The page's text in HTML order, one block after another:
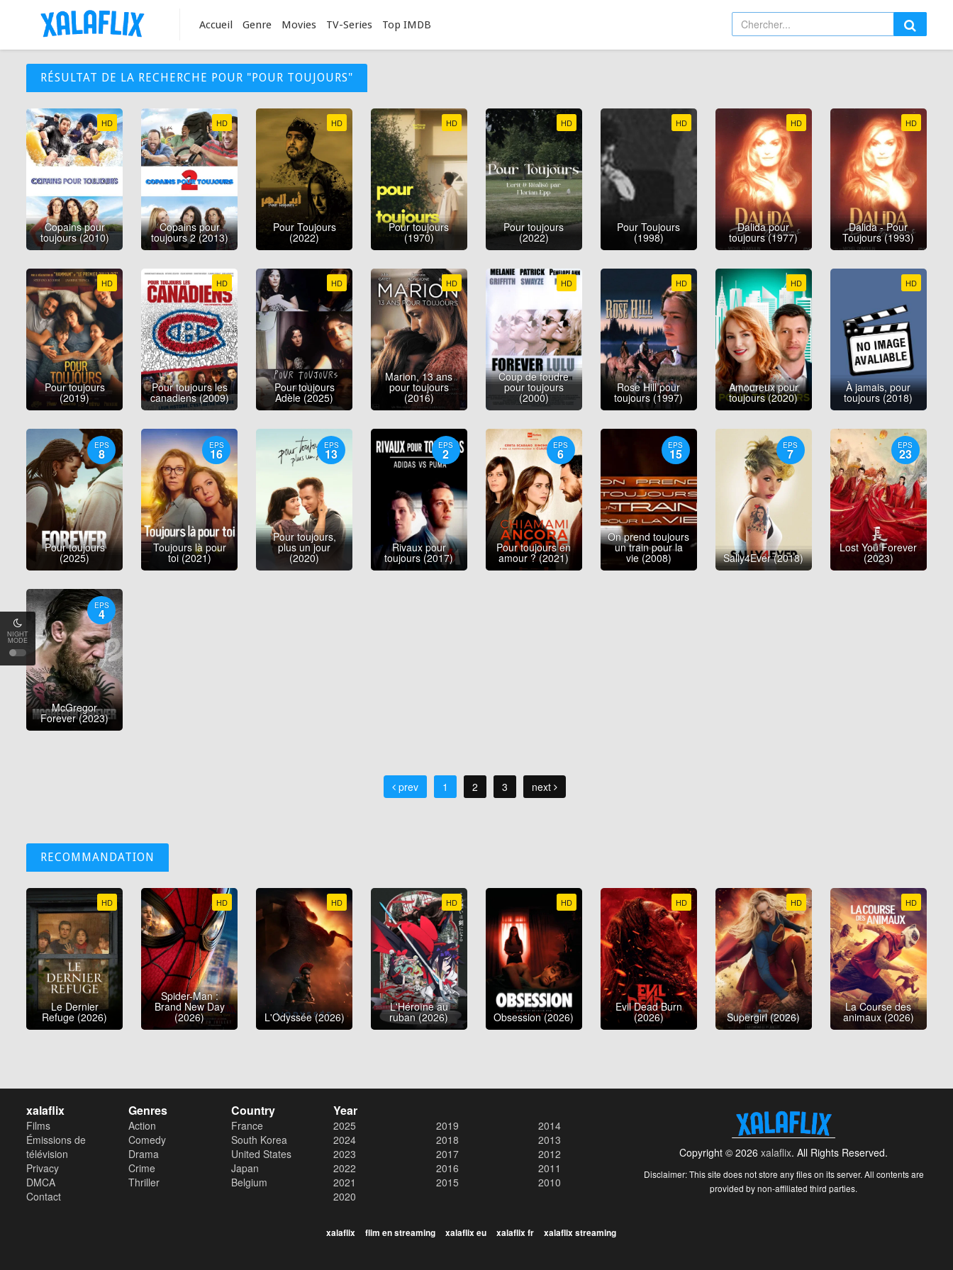
NIGHT
MODE
Accueil Genre Movies TV-Series Top IMDB
RÉSULTAT DE LA RECHERCHE POUR "POUR TOUJOURS"
HD
Copains pour
toujours (2010)
HD
Copains pour
toujours 2 (2013)
HD
Pour Toujours
(2022)
HD
Pour toujours
(1970)
HD
Pour toujours
(2022)
HD
Pour Toujours
(1998)
HD
Dalida pour
toujours (1977)
HD
Dalida - Pour
Toujours (1993)
HD
Pour toujours
(2019)
HD
Pour toujours les
canadiens (2009)
HD
Pour toujours
Adèle (2025)
HD
Marion, 13 ans
pour toujours
(2016)
HD
Coup de foudre
pour toujours
(2000)
HD
Rose Hill pour
toujours (1997)
HD
Amoureux pour
toujours (2020)
HD
À jamais, pour
toujours (2018)
EPS
8
Pour toujours
(2025)
EPS
16
Toujours là pour
toi (2021)
EPS
13
Pour toujours,
plus un jour
(2020)
EPS
2
Rivaux pour
toujours (2017)
EPS
6
Pour toujours en
amour ? (2021)
EPS
15
On prend toujours
un train pour la
vie (2008)
EPS
7
Sally4Ever (2018)
EPS
23
Lost You Forever
(2023)
EPS
4
McGregor
Forever (2023)
prev 1 2 3 next
RECOMMANDATION
HD
Le Dernier
Refuge (2026)
HD
Spider-Man :
Brand New Day
(2026)
HD
L'Odyssée (2026)
HD
L'Héroïne au
ruban (2026)
HD
Obsession (2026)
HD
Evil Dead Burn
(2026)
HD
Supergirl (2026)
HD
La Course des
animaux (2026)
xalaflix
Films
Émissions de
télévision
Privacy
DMCA
Contact
Genres
Action
Comedy
Drama
Crime
Thriller
Country
France
South Korea
United States
Japan
Belgium
Year
2025
2024
2023
2022
2021
2020
2019
2018
2017
2016
2015
2014
2013
2012
2011
2010
Copyright © 2026xalaflix. All Rights Reserved.
Disclaimer: This site does not store any files on its server. All contents are
provided by non-affiliated third parties.
xalaflix flim en streaming xalaflix eu xalaflix fr xalaflix streaming